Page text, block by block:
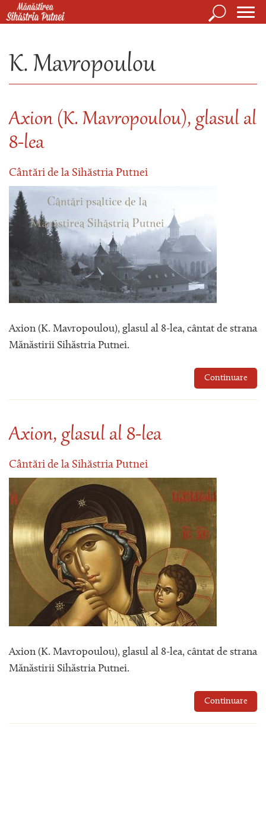
Mergi la conţinutul principal
Căutare
K. Mavropoulou
Axion (K. Mavropoulou), glasul al
8-lea
Cântări de la Sihăstria Putnei
Axion (K. Mavropoulou), glasul al 8-lea, cântat de strana
Mănăstirii Sihăstria Putnei.
Continuare
Axion, glasul al 8-lea
Cântări de la Sihăstria Putnei
Axion (K. Mavropoulou), glasul al 8-lea, cântat de strana
Mănăstirii Sihăstria Putnei.
Continuare